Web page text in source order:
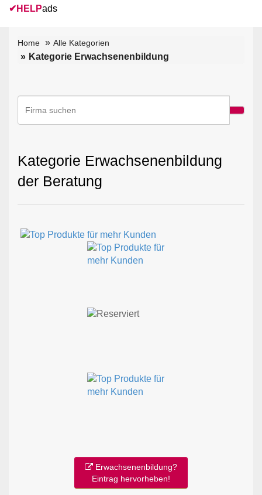
✔ HELPads
Home Alle Kategorien
Kategorie Erwachsenenbildung
Kategorie Erwachsenenbildung
der Beratung
Erwachsenenbildung?
Eintrag hervorheben!